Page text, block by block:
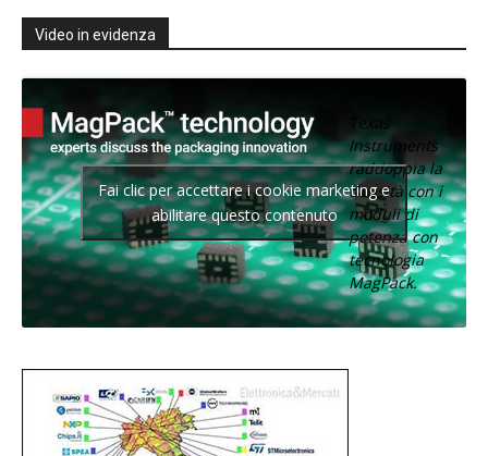
Video in evidenza
Texas
Instruments
raddoppia la
densità con i
moduli di
potenza con
tecnologia
MagPack.
Fai clic per accettare i cookie marketing e
abilitare questo contenuto